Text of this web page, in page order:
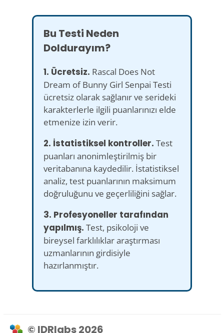
Bu Testi Neden
Doldurayım?
1. Ücretsiz. Rascal Does Not
Dream of Bunny Girl Senpai Testi
ücretsiz olarak sağlanır ve serideki
karakterlerle ilgili puanlarınızı elde
etmenize izin verir.
2. İstatistiksel kontroller. Test
puanları anonimleştirilmiş bir
veritabanına kaydedilir. İstatistiksel
analiz, test puanlarının maksimum
doğruluğunu ve geçerliliğini sağlar.
3. Profesyoneller tarafından
yapılmış. Test, psikoloji ve
bireysel farklılıklar araştırması
uzmanlarının girdisiyle
hazırlanmıştır.
© IDRlabs 2026